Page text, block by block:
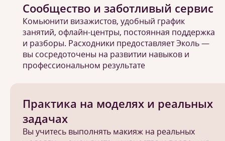
Практика на моделях и реальных
задачах
Вы учитесь выполнять макияж на реальных
Сообщество и заботливый сервис
Комьюнити визажистов, удобный график
занятий, офлайн-центры, постоянная поддержка
и разборы. Расходники предоставляет Эколь —
вы сосредоточены на развитии навыков и
профессиональном результате